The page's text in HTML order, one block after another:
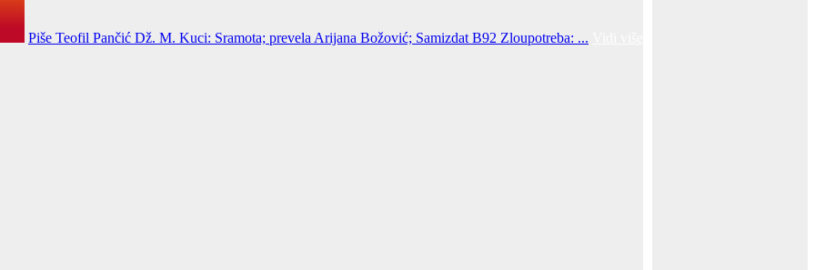
Piše Teofil Pančić Dž. M. Kuci: Sramota; prevela Arijana Božović; Samizdat B92 Zloupotreba: ...